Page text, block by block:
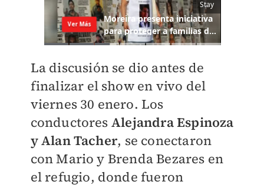
La discusión se dio antes de
finalizar el show en vivo del
viernes 30 enero. Los
conductores Alejandra Espinoza
y Alan Tacher, se conectaron
con Mario y Brenda Bezares en
el refugio, donde fueron